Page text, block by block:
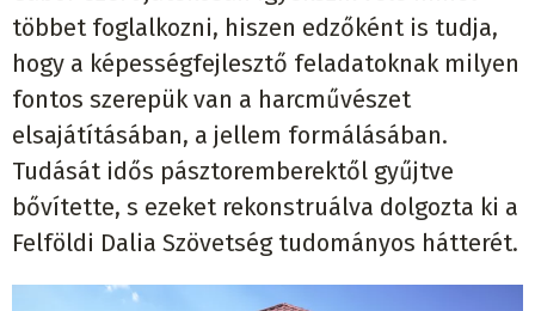
többet foglalkozni, hiszen edzőként is tudja,
hogy a képességfejlesztő feladatoknak milyen
fontos szerepük van a harcművészet
elsajátításában, a jellem formálásában.
Tudását idős pásztoremberektől gyűjtve
bővítette, s ezeket rekonstruálva dolgozta ki a
Felföldi Dalia Szövetség tudományos hátterét.